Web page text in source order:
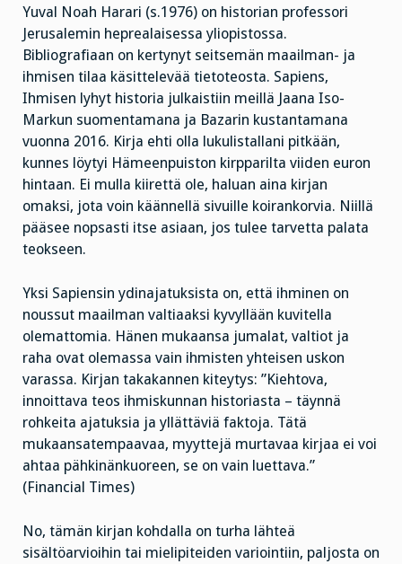
Yuval Noah Harari (s.1976) on historian professori
Jerusalemin heprealaisessa yliopistossa.
Bibliografiaan on kertynyt seitsemän maailman- ja
ihmisen tilaa käsittelevää tietoteosta. Sapiens,
Ihmisen lyhyt historia julkaistiin meillä Jaana Iso-
Markun suomentamana ja Bazarin kustantamana
vuonna 2016. Kirja ehti olla lukulistallani pitkään,
kunnes löytyi Hämeenpuiston kirpparilta viiden euron
hintaan. Ei mulla kiirettä ole, haluan aina kirjan
omaksi, jota voin käännellä sivuille koirankorvia. Niillä
pääsee nopsasti itse asiaan, jos tulee tarvetta palata
teokseen.
Yksi Sapiensin ydinajatuksista on, että ihminen on
noussut maailman valtiaaksi kyvyllään kuvitella
olemattomia. Hänen mukaansa jumalat, valtiot ja
raha ovat olemassa vain ihmisten yhteisen uskon
varassa. Kirjan takakannen kiteytys: ”Kiehtova,
innoittava teos ihmiskunnan historiasta – täynnä
rohkeita ajatuksia ja yllättäviä faktoja. Tätä
mukaansatempaavaa, myyttejä murtavaa kirjaa ei voi
ahtaa pähkinänkuoreen, se on vain luettava.”
(Financial Times)
No, tämän kirjan kohdalla on turha lähteä
sisältöarvioihin tai mielipiteiden variointiin, paljosta on